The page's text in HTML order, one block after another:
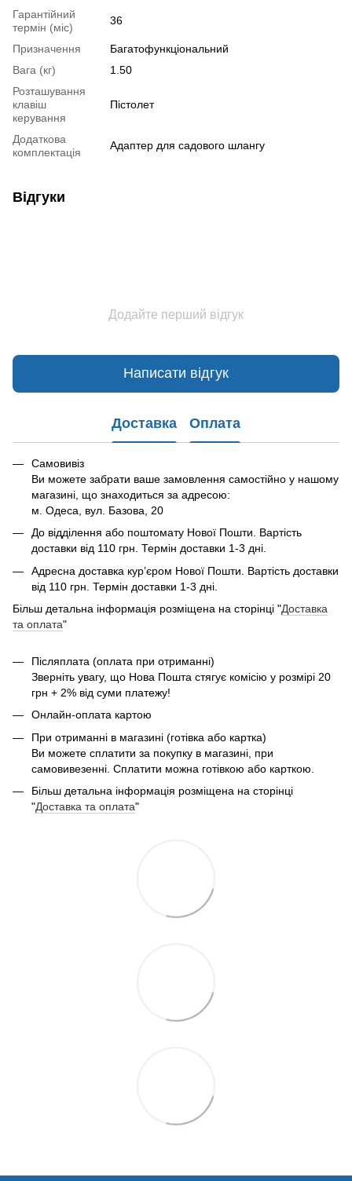
Гарантійний
термін (міс)
36
Призначення
Багатофункціональний
Вага (кг)
1.50
Розташування
клавіш
керування
Пістолет
Додаткова
комплектація
Адаптер для садового шлангу
Відгуки
Додайте перший відгук
Написати відгук
Доставка Оплата
Самовивіз
Ви можете забрати ваше замовлення самостійно у нашому
магазині, що знаходиться за адресою:
м. Одеса, вул. Базова, 20
До відділення або поштомату Нової Пошти. Вартість
доставки від 110 грн. Термін доставки 1-3 дні.
Адресна доставка курʼєром Нової Пошти. Вартість доставки
від 110 грн. Термін доставки 1-3 дні.
Більш детальна інформація розміщена на сторінці "Доставка
та оплата"
Післяплата (оплата при отриманні)
Зверніть увагу, що Нова Пошта стягує комісію у розмірі 20
грн + 2% від суми платежу!
Онлайн-оплата картою
При отриманні в магазині (готівка або картка)
Ви можете сплатити за покупку в магазині, при
самовивезенні. Сплатити можна готівкою або карткою.
Більш детальна інформація розміщена на сторінці
"Доставка та оплата"